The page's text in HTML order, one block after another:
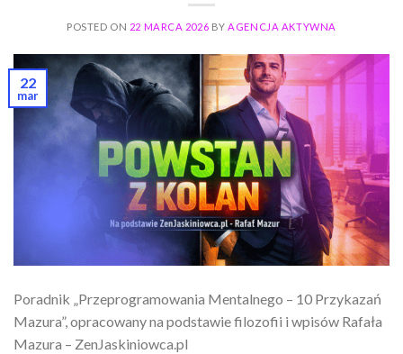
POSTED ON 22 MARCA 2026 BY AGENCJA AKTYWNA
22
mar
Poradnik „Przeprogramowania Mentalnego – 10 Przykazań
Mazura”, opracowany na podstawie filozofii i wpisów Rafała
Mazura – ZenJaskiniowca.pl